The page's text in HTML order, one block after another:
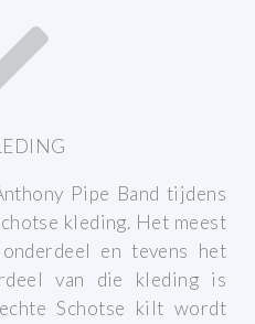
Pipe Band tijdens
kleding. Het meest
en tevens het
van die kleding is
Schotse kilt wordt